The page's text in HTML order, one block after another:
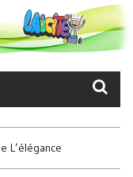
L’élégance